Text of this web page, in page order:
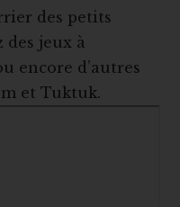
des petits
des jeux à
encore d’autres
et Tuktuk.